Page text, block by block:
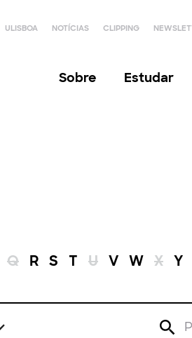
ULISBOA NOTÍCIAS CLIPPING
Sobre Estudar
Q R S T U V W X Y